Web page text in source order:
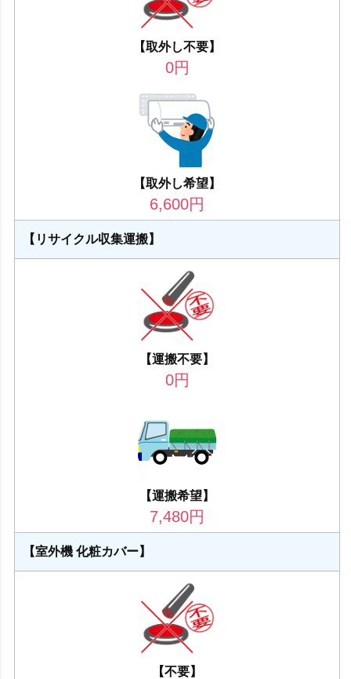
【取外し不要】
0円
【取外し希望】
6,600円
【リサイクル収集運搬】
【運搬不要】
0円
【運搬希望】
7,480円
【室外機 化粧カバー】
【不要】